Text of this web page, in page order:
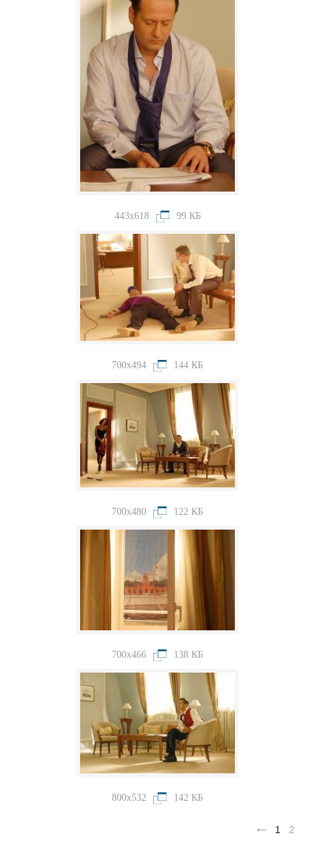
443x618 99 КБ
700x494 144 КБ
700x480 122 КБ
700x466 138 КБ
800x532 142 КБ
1 2